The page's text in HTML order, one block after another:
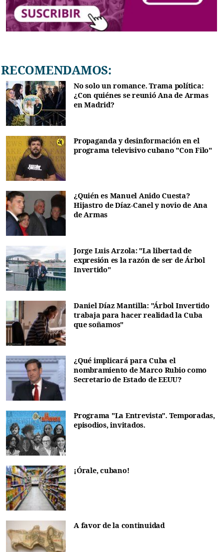
RECOMENDAMOS:
No solo un romance. Trama política:
¿Con quiénes se reunió Ana de Armas
en Madrid?
Propaganda y desinformación en el
programa televisivo cubano "Con Filo"
¿Quién es Manuel Anido Cuesta?
Hijastro de Díaz-Canel y novio de Ana
de Armas
Jorge Luis Arzola: "La libertad de
expresión es la razón de ser de Árbol
Invertido"
Daniel Díaz Mantilla: "Árbol Invertido
trabaja para hacer realidad la Cuba
que soñamos"
¿Qué implicará para Cuba el
nombramiento de Marco Rubio como
Secretario de Estado de EEUU?
Programa "La Entrevista". Temporadas,
episodios, invitados.
¡Órale, cubano!
A favor de la continuidad